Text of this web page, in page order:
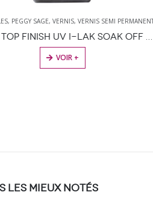
SAGE ,VERNIS,VERNIS SEMI PERMANENT
MATTE TOP FINISH UV I-LAK SOAK OFF GEL POLISH – 11ML
VOIR +
LES MIEUX NOTÉS